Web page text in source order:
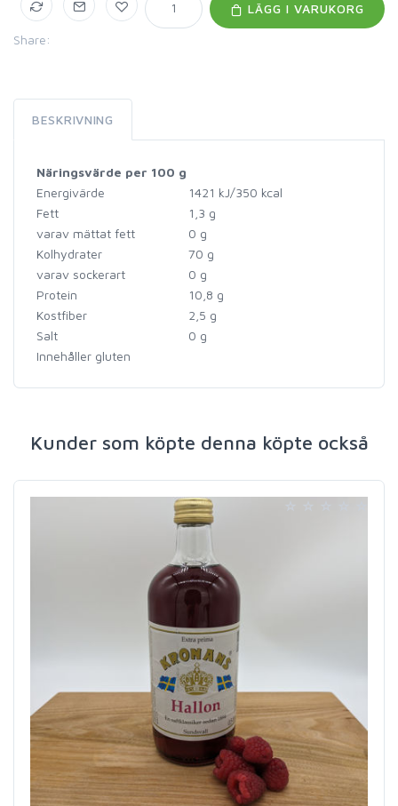
Share:
LÄGG I VARUKORG
BESKRIVNING
Näringsvärde per 100 g
Energivärde
1421 kJ/350 kcal
Fett
1,3 g
varav mättat fett
0 g
Kolhydrater
70 g
varav sockerart
0 g
Protein
10,8 g
Kostfiber
2,5 g
Salt
0 g
Innehåller gluten
Kunder som köpte denna köpte också